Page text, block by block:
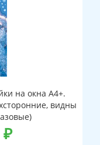
на окна А4+.
видны
₽